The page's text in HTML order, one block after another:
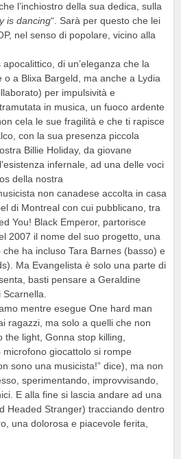
l’inchiostro della sua dedica, sulla
is dancing“. Sarà per questo che lei
nel senso di popolare, vicino alla
di un’eleganza che la
a Blixa Bargeld, ma anche a Lydia
per impulsività e
in musica, un fuoco ardente
cela le sue fragilità e che ti rapisce
con la sua presenza piccola
Billie Holiday, da giovane
infernale, ad una delle voci
della nostra
non canadese accolta in casa
di Montreal con cui pubblicano, tra
You! Black Emperor, partorisce
2007 il nome del suo progetto, una
ha incluso Tara Barnes (basso) e
Ma Evangelista è solo una parte di
basti pensare a Geraldine
mentre esegue One hard man
ragazzi, ma solo a quelli che non
light, Gonna stop killing,
giocattolo si rompe
sono una musicista!” dice), ma non
sperimentando, improvvisando,
E alla fine si lascia andare ad una
Headed Stranger) tracciando dentro
una dolorosa e piacevole ferita,